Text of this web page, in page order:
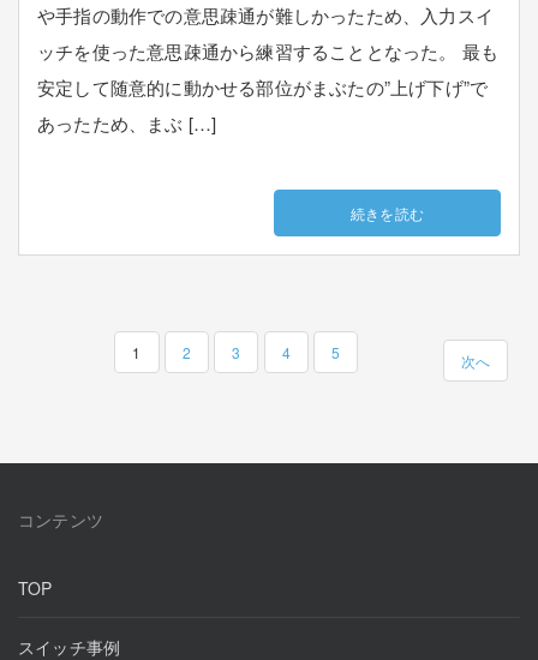
や手指の動作での意思疎通が難しかったため、入力スイ
ッチを使った意思疎通から練習することとなった。 最も
安定して随意的に動かせる部位がまぶたの”上げ下げ”で
あったため、まぶ […]
続きを読む
1 2 3 4 5 次へ
コンテンツ
TOP
スイッチ事例